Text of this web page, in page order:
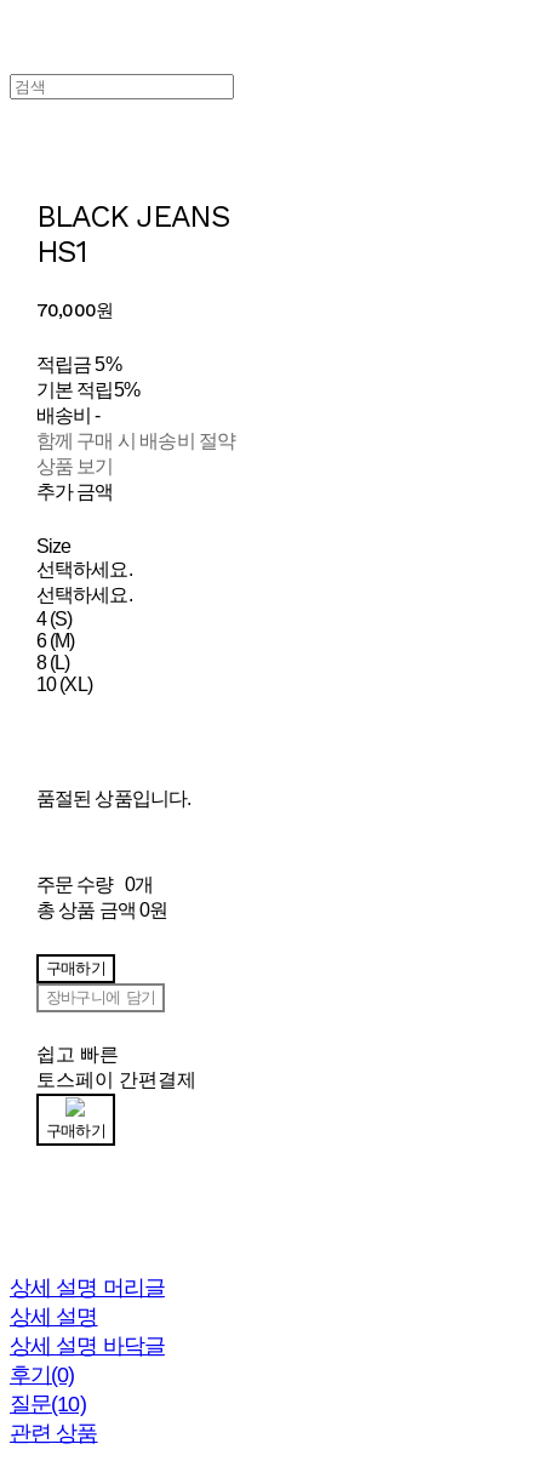
BLACK JEANS
HS1
70,000원
적립금 5%
기본 적립5%
배송비-
함께 구매 시 배송비 절약
상품 보기
추가 금액
Size
선택하세요.
선택하세요.
4 (S)
6 (M)
8 (L)
10 (XL)
품절된 상품입니다.
주문 수량 0개
총 상품 금액 0원
구매하기
장바구니에 담기
쉽고 빠른
토스페이 간편결제
구매하기
상세 설명 머리글
상세 설명
상세 설명 바닥글
후기(0)
질문(10)
관련 상품